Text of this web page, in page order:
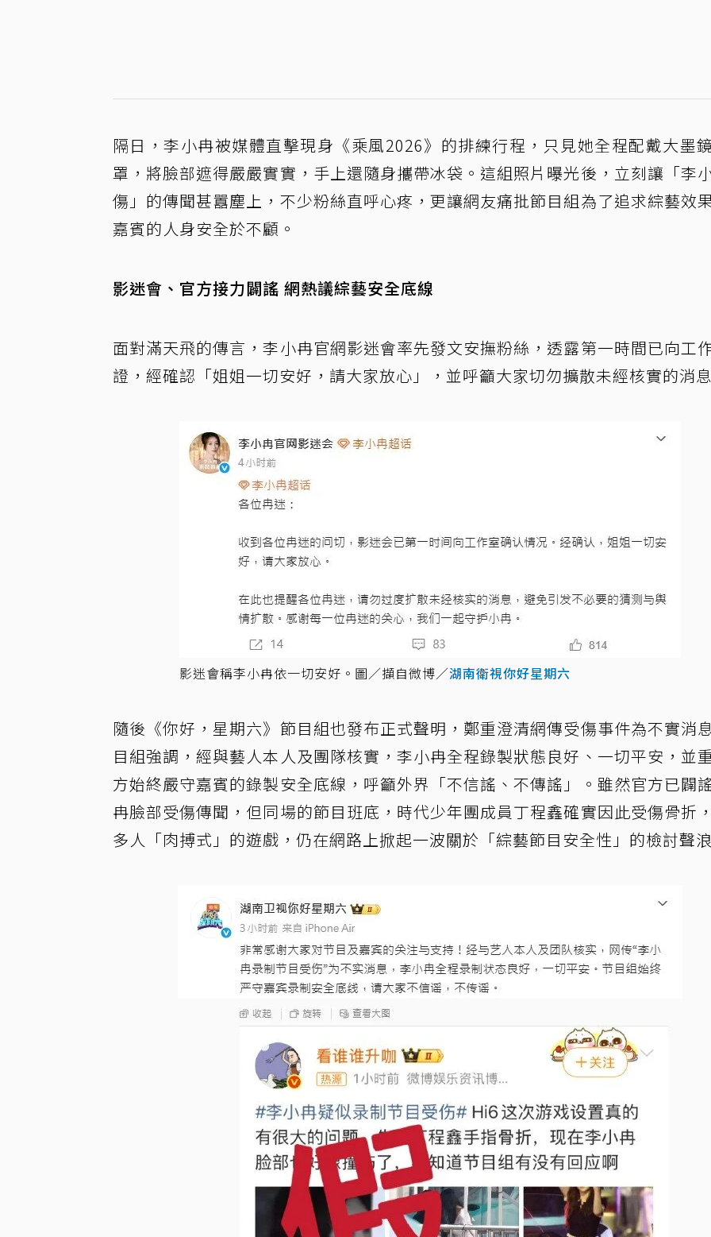
隔日，李小冉被媒體直擊現身《乘風2026》的排練行程，只見她全程配戴大墨
罩，將臉部遮得嚴嚴實實，手上還隨身攜帶冰袋。這組照片曝光後，立刻讓「李
傷」的傳聞甚囂塵上，不少粉絲直呼心疼，更讓網友痛批節目組為了追求綜藝效
嘉賓的人身安全於不顧。
影迷會、官方接力闢謠 網熱議綜藝安全底線
面對滿天飛的傳言，李小冉官網影迷會率先發文安撫粉絲，透露第一時間已向工
證，經確認「姐姐一切安好，請大家放心」，並呼籲大家切勿擴散未經核實的消息
影迷會稱李小冉依一切安好。圖／擷自微博／湖南衛視你好星期六
隨後《你好，星期六》節目組也發布正式聲明，鄭重澄清網傳受傷事件為不實消
目組強調，經與藝人本人及團隊核實，李小冉全程錄製狀態良好、一切平安，並
方始終嚴守嘉賓的錄製安全底線，呼籲外界「不信謠、不傳謠」。雖然官方已闢
冉臉部受傷傳聞，但同場的節目班底，時代少年團成員丁程鑫確實因此受傷骨折
多人「肉搏式」的遊戲，仍在網路上掀起一波關於「綜藝節目安全性」的檢討聲浪